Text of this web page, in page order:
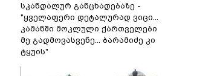
სკანდალურ განცხადებაზე -
"ყველაფერი დეტალურად ვიცი...
კამანში მოკლული ქართველები
მე გადმოვასვენე... ბარამიძე კი
ტყუის"